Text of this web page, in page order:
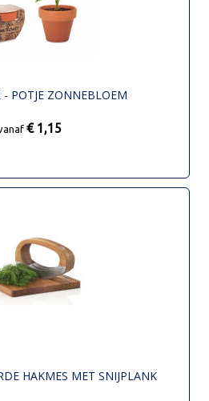
- POTJE ZONNEBLOEM
€ 1,15
HAKMES MET SNIJPLANK